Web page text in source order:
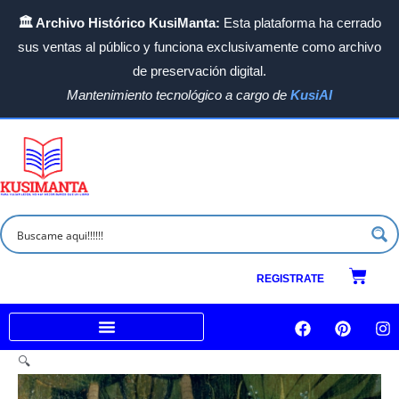
🏛️ Archivo Histórico KusiManta: Esta plataforma ha cerrado
sus ventas al público y funciona exclusivamente como archivo
de preservación digital.
Mantenimiento tecnológico a cargo de KusiAI
REGISTRATE
F
a
c
b
P
i
n
e
I
n
s
🔍